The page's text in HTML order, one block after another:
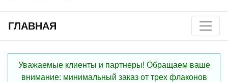
ГЛАВНАЯ
Уважаемые клиенты и партнеры! Обращаем ваше
внимание: минимальный заказ от трех флаконов